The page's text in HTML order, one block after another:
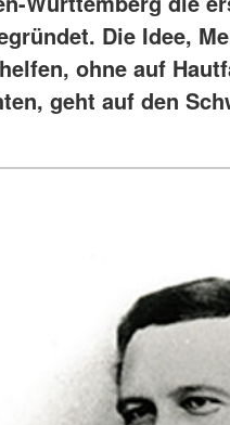
Die Idee,
ohne auf
geht auf den